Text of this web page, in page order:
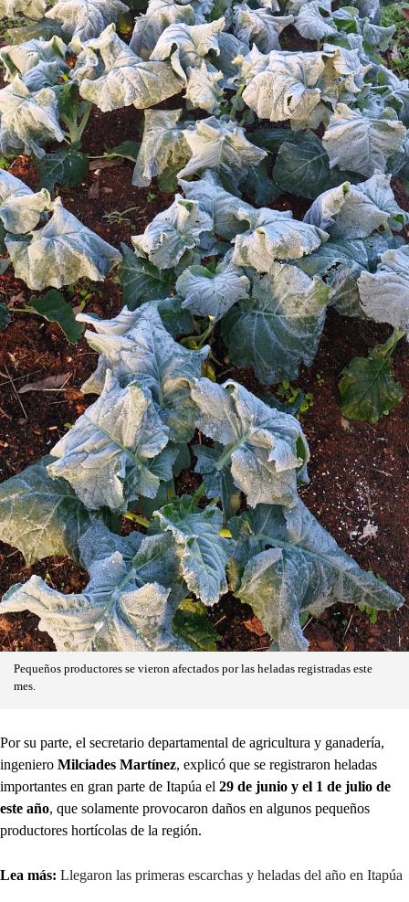
Pequeños productores se vieron afectados por las heladas registradas este
mes.
Por su parte, el secretario departamental de agricultura y ganadería,
ingeniero Milciades Martínez, explicó que se registraron heladas
importantes en gran parte de Itapúa el 29 de junio y el 1 de julio de
este año, que solamente provocaron daños en algunos pequeños
productores hortícolas de la región.
Lea más: Llegaron las primeras escarchas y heladas del año en Itapúa